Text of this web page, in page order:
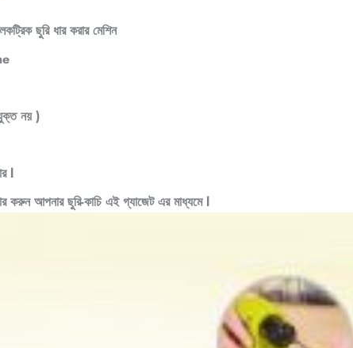
ছুরি ধার করার মেশিন
নয় )
l
করুন আপনার ছুরি-কাচি এই গ্যাজেট এর মাধ্যমে l